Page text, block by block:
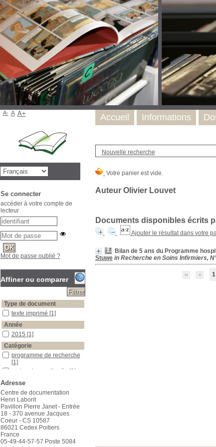
Nouvelle recherche
Auteur Olivier Louvet
Documents disponibles écrits
Ajouter le résultat dans votre
Bilan de 5 ans du Programme
Stuwe in Recherche en Soins Infirmiers,
1
Accueil Informations
A- A A+
Se connecter
accéder à votre compte de
lecteur
Mot de passe oublié ?
Affiner ou comparer
Type de document
texte imprimé
texte imprimé [1]
Année
20152015 [1]
Catégorie
programme de recherche
programme de recherche
[1]
recherche appliquée
recherche appliquée [1]
Mots-clés
Programme hospitalier de recherche infirmière et paramédicale (PHRIP)
Programme hospitalier de
recherche infirmière et
paramédicale (PHRIP)[1]
Recherche infirmière
Recherche infirmière
Recherche paramédicale
Recherche paramédicale
[1]
Adresse
Centre de documentation
Henri Laborit
Pavillon Pierre Janet - Entrée
18 - 370 avenue Jacques
Coeur - CS 10587
86021 Cedex Poitiers
France
05-49-44-57-57 Poste 5084